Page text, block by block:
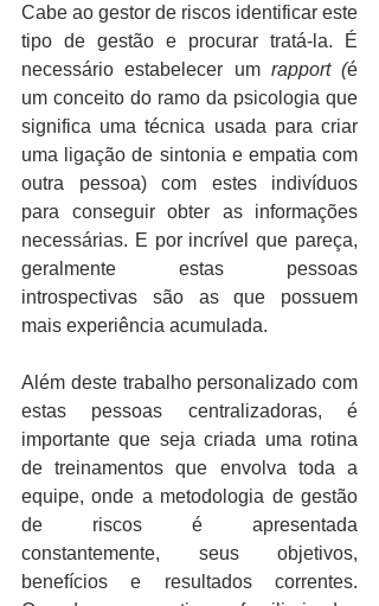
Cabe ao gestor de riscos identificar este
tipo de gestão e procurar tratá-la. É
necessário estabelecer um rapport (é
um conceito do ramo da psicologia que
significa uma técnica usada para criar
uma ligação de sintonia e empatia com
outra pessoa) com estes indivíduos
para conseguir obter as informações
necessárias. E por incrível que pareça,
geralmente estas pessoas
introspectivas são as que possuem
mais experiência acumulada.
Além deste trabalho personalizado com
estas pessoas centralizadoras, é
importante que seja criada uma rotina
de treinamentos que envolva toda a
equipe, onde a metodologia de gestão
de riscos é apresentada
constantemente, seus objetivos,
benefícios e resultados correntes.